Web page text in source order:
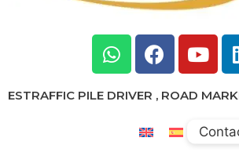
ESTRAFFIC PILE DRIVER , ROAD